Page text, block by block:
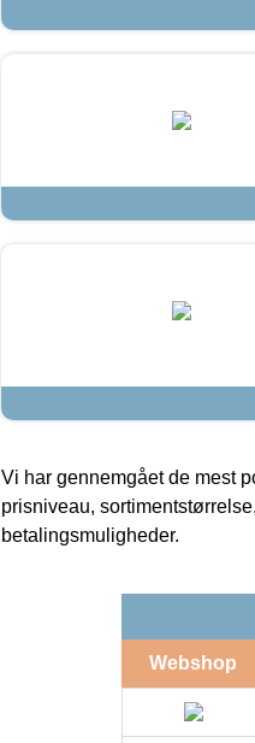
Vi har gennemgået de mest
prisniveau,
betalingsmuligheder.
Webshop